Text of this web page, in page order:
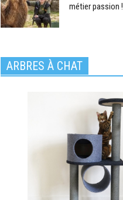
métier passion !
ARBRES À CHAT